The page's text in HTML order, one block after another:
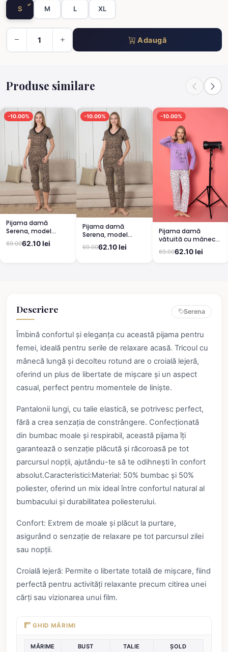
S M L XL
Adaugă
Produse similare
-10.00%
Pijama damă
Serena, model
leopard, mânecă
scurtă, pantaloni
69.0062.10 lei
-10.00%
Pijama damă
Serena, model
leopard, mânecă
scurtă, pantaloni
69.0062.10 lei
-10.00%
Pijama damă
vătuită cu mânecă
lungă și pantaloni
lungi din bumbac,
69.0062.10 lei
Descriere Serena
Îmbină confortul și eleganța cu această pijama pentru
femei, ideală pentru serile de relaxare acasă. Tricoul cu
mânecă lungă și decolteu rotund are o croială lejeră,
oferind un plus de libertate de mișcare și un aspect
casual, perfect pentru momentele de liniște.
Pantalonii lungi, cu talie elastică, se potrivesc perfect,
fără a crea senzația de constrângere. Confecționată
din bumbac moale și respirabil, această pijama îți
garantează o senzație plăcută și răcoroasă pe tot
parcursul nopții, ajutându-te să te odihnești în confort
absolut.Caracteristici:Material: 50% bumbac și 50%
poliester, oferind un mix ideal între confortul natural al
bumbacului și durabilitatea poliesterului.
Confort: Extrem de moale și plăcut la purtare,
asigurând o senzație de relaxare pe tot parcursul zilei
sau nopții.
Croială lejeră: Permite o libertate totală de mișcare, fiind
perfectă pentru activități relaxante precum citirea unei
cărți sau vizionarea unui film.
GHID MĂRIMI
MĂRIME BUST TALIE ȘOLD